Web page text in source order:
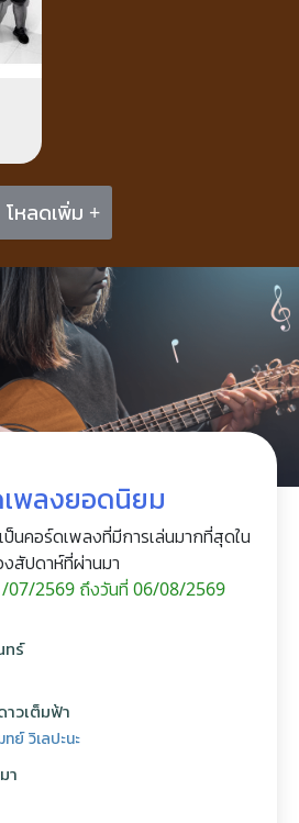
โหลดเพิ่ม +
พลงยอดนิยม
นคอร์ดเพลงที่มีการเล่นมากที่สุดใน
งสัปดาห์ที่ผ่านมา
07/2569 ถึงวันที่ 06/08/2569
ทร์
วเต็มฟ้า
ทย์ วิเลปะนะ
า